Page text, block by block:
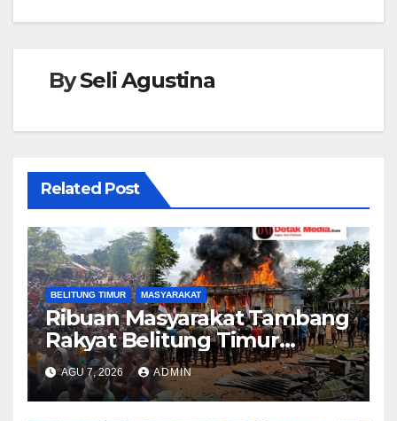
BySeli Agustina
Related Post
BELITUNG TIMUR MASYARAKAT
Ribuan Masyarakat Tambang
Rakyat Belitung Timur
Geruduk Kantor PT.Timah
Beltim Spontan
Membakarnya
AGU 7, 2026 ADMIN